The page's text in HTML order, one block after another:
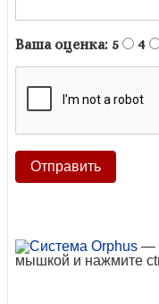
Ваша оценка: 5 4
—
мышкой и нажмите